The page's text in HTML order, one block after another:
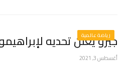
رياضة عالمية
جيرو يُعلن تحديه
أغسطس 3, 2021